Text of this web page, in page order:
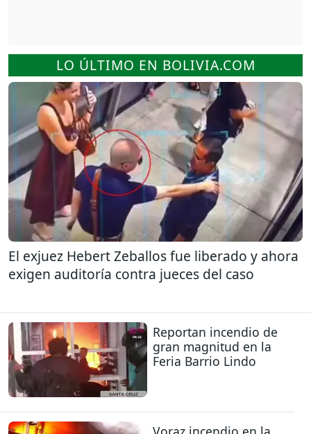
LO ÚLTIMO EN BOLIVIA.COM
El exjuez Hebert Zeballos fue liberado y ahora
exigen auditoría contra jueces del caso
Reportan incendio de
gran magnitud en la
Feria Barrio Lindo